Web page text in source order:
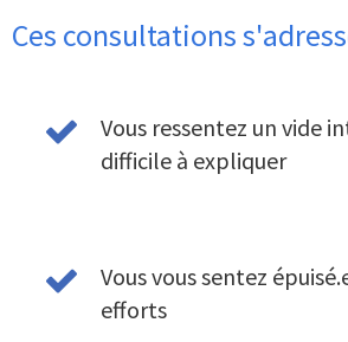
Ces consultations
Vous ressentez un vide
difficile à expliquer
Vous vous sentez
efforts